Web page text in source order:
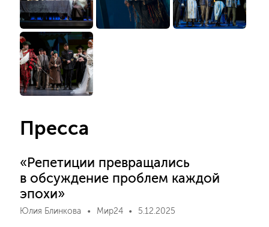
Пресса
«Репетиции превращались
в обсуждение проблем каждой
эпохи»
Юлия Блинкова Мир24 5.12.2025